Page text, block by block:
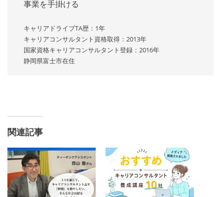
事業を手掛ける
キャリアドライブTA歴：1年
キャリアコンサルタント資格取得：2013年
国家資格キャリアコンサルタント登録：2016年
静岡県富士市在住
関連記事